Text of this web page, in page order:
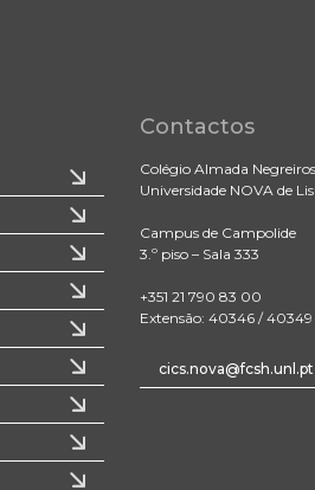
Contactos
Colégio Almada
Universidade NOVA de
Campus de Campolide
3.º piso – Sala 333
+351 21 790 83 00
Extensão: 40346 / 40349
cics.nova@fcsh.unl.pt